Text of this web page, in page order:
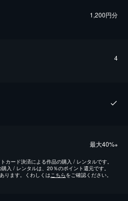
1,200円分
4
最⼤40%※
カード決済による作品の購入 / レンタルです。
入 / レンタルは、20％のポイント還元です。
ります。くわしくはこちらをご確認ください。